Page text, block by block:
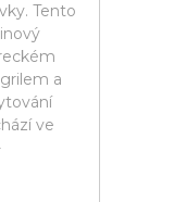
Tento
a
ve